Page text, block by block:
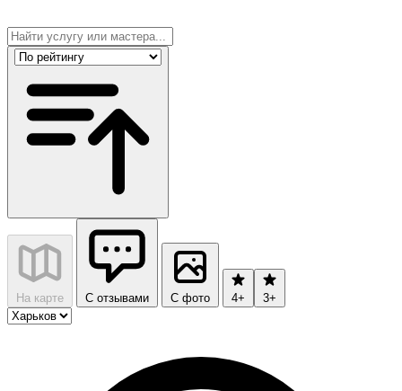
На карте С отзывами С фото 4+ 3+